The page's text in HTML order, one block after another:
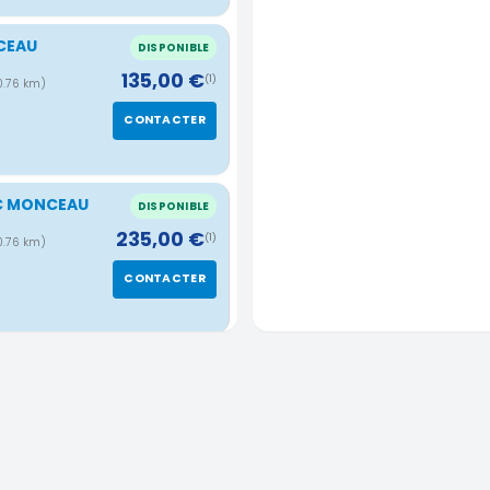
DISPONIBLE
km) 135,00 €(1)
CONTACTER
DISPONIBLE
km) 235,00 €(1)
CONTACTER